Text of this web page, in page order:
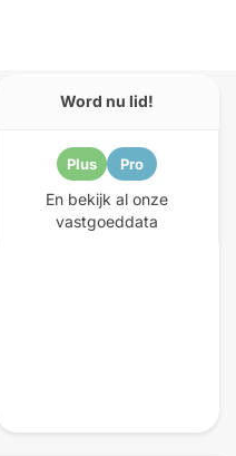
Word nu lid!
Plus Pro
En bekijk al onze
vastgoeddata